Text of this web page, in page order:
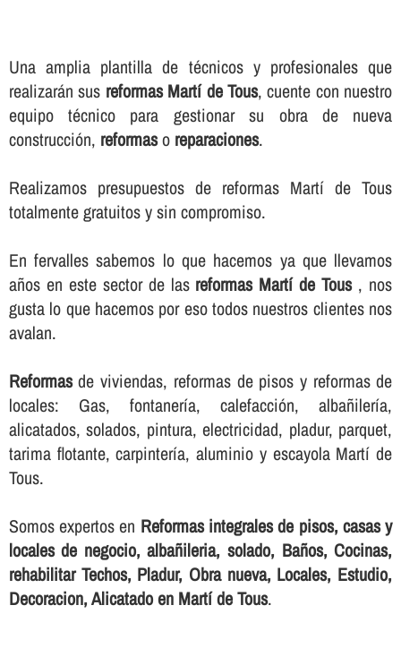
Una amplia plantilla de técnicos y profesionales que
realizarán sus reformas Martí de Tous, cuente con nuestro
equipo técnico para gestionar su obra de nueva
construcción, reformaso reparaciones.
Realizamos presupuestos de reformas Martí de Tous
totalmente gratuitos y sin compromiso.
En fervalles sabemos lo que hacemos ya que llevamos
años en este sector de las reformas Martí de Tous, nos
gusta lo que hacemos por eso todos nuestros clientes nos
avalan.
Reformasde viviendas, reformas de pisos y reformas de
locales: Gas, fontanerí­a, calefacción, albañilerí­a,
alicatados, solados, pintura, electricidad, pladur, parquet,
tarima flotante, carpinterí­a, aluminio y escayola Martí de
Tous.
Somos expertos en Reformas integrales de pisos, casas y
locales de negocio, albañileria, solado, Baños, Cocinas,
rehabilitar Techos, Pladur, Obra nueva, Locales, Estudio,
Decoracion, Alicatado en Martí de Tous.